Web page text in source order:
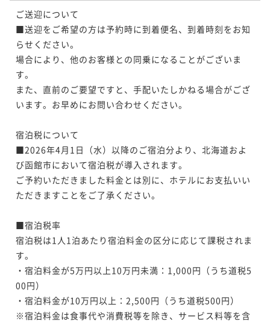
ご送迎について
■送迎をご希望の方は予約時に到着便名、到着時刻をお知
らせください。
場合により、他のお客様との同乗になることがございま
す。
また、直前のご要望ですと、手配いたしかねる場合がござ
います。お早めにお問い合わせください。
宿泊税について
■2026年4月1日（水）以降のご宿泊分より、北海道およ
び函館市において宿泊税が導入されます。
ご予約いただきました料金とは別に、ホテルにお支払いい
ただきますことをご了承ください。
■宿泊税率
宿泊税は1人1泊あたり宿泊料金の区分に応じて課税されま
す。
・宿泊料金が5万円以上10万円未満：1,000円（うち道税5
00円）
・宿泊料金が10万円以上：2,500円（うち道税500円）
※宿泊料金は食事代や消費税等を除き、サービス料等を含